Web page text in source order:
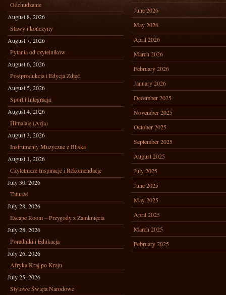
Odchudzanie
August 8, 2026
Stawy i kończyny
August 7, 2026
Pytania od czytelników
August 6, 2026
Postprodukcja i Edycja Zdjęć
August 5, 2026
Sport i Integracja
August 4, 2026
Himalaje (Azja)
August 3, 2026
Instrumenty Muzyczne z Bliska
August 1, 2026
Czytelnicze Inspiracje i Rekomendacje
July 30, 2026
Tatuaże
July 28, 2026
Escape Room – Przygody z Zamknięcia
July 28, 2026
Poradniki i Edukacja
July 26, 2026
Afryka Kraj po Kraju
July 25, 2026
Stylowe Święta Narodowe
June 2026
May 2026
April 2026
March 2026
February 2026
January 2026
December 2025
November 2025
October 2025
September 2025
August 2025
July 2025
June 2025
May 2025
April 2025
March 2025
February 2025